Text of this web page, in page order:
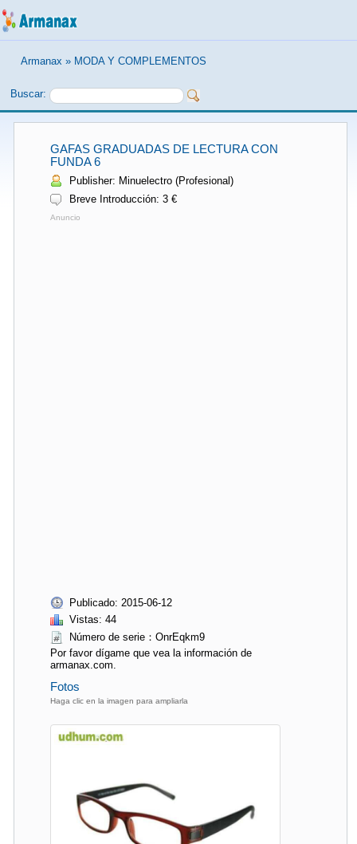
Armanax » MODA Y COMPLEMENTOS
Buscar:
GAFAS GRADUADAS DE LECTURA CON
FUNDA 6
Publisher: Minuelectro (Profesional)
Breve Introducción: 3 €
Anuncio
Publicado: 2015-06-12
Vistas: 44
Número de serie：OnrEqkm9
Por favor dígame que vea la información de
armanax.com.
Fotos
Haga clic en la imagen para ampliarla